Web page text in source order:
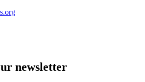
newsletter